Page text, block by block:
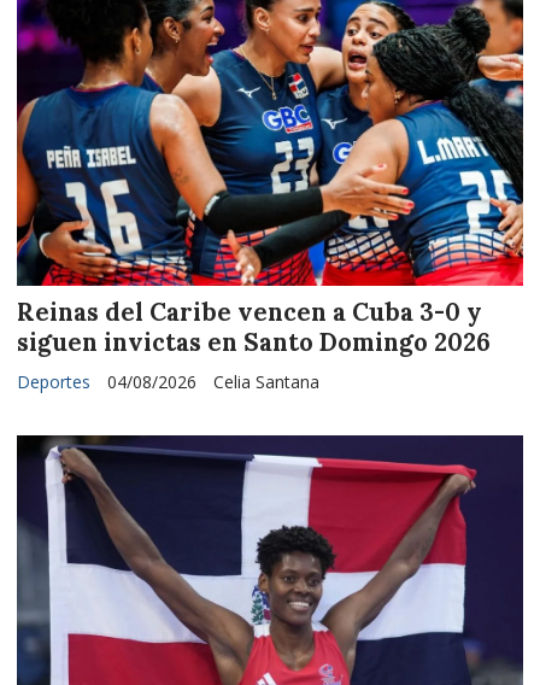
Reinas del Caribe vencen a Cuba 3-0 y
siguen invictas en Santo Domingo 2026
Celia Santana
Deportes 04/08/2026